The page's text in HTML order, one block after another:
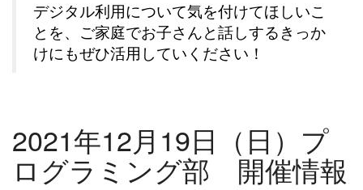
デジタル利用について気を付けてほしいこ
とを、ご家庭でお子さんと話しするきっか
けにもぜひ活用していください！
2021年12月19日（日）プ
ログラミング部 開催情報